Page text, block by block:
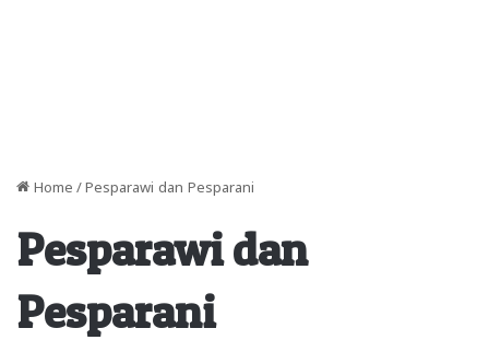
Home / Pesparawi dan Pesparani
Pesparawi dan
Pesparani